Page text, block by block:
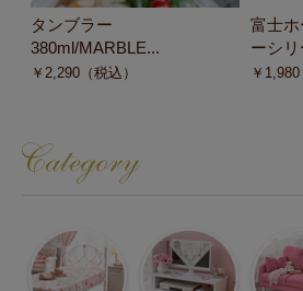
タンブラー
380ml/MARBLE...
￥2,290 （税込）
富士
ーシ
￥ 1,980